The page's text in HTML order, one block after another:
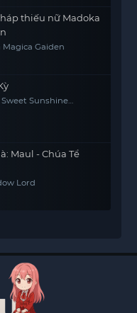
thiếu nữ Madoka
Magica Gaiden
Sunshine
Maul - Chúa Tể
Lord